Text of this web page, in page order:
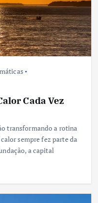
Cada Vez
transformando a rotina
sempre fez parte da
a capital